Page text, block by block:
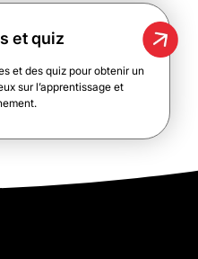
et quiz
et des quiz pour obtenir un
sur l’apprentissage et